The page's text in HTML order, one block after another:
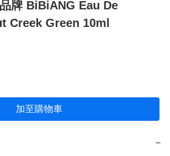
牌 BiBiANG Eau De
Creek Green 10ml
加至購物車
−